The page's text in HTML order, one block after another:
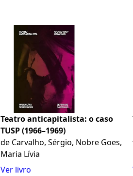
Teatro anticapitalista: o caso
TUSP (1966–1969)
de Carvalho, Sérgio, Nobre Goes,
Maria Lívia
Ver livro